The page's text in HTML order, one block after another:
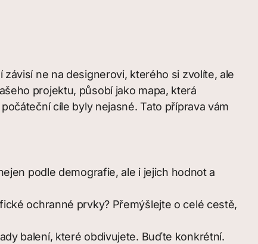
ne na designerovi, kterého si zvolíte, ale
projektu, působí jako mapa, která
cíle byly nejasné. Tato příprava vám
podle demografie, ale i jejich hodnot a
ochranné prvky? Přemýšlejte o celé cestě,
balení, které obdivujete. Buďte konkrétní.